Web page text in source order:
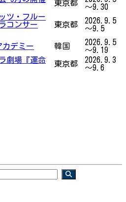
東京都
～9.30
ツ・フルー
コンサー
東京都
2026.9.5
～9.5
カデミー 韓国
2026.9.5
～9.19
劇場『運命
東京都
2026.9.3
～9.6